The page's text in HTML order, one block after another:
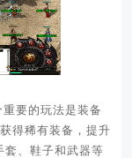
重要的玩法是装备
得稀有装备，提升
套、鞋子和武器等